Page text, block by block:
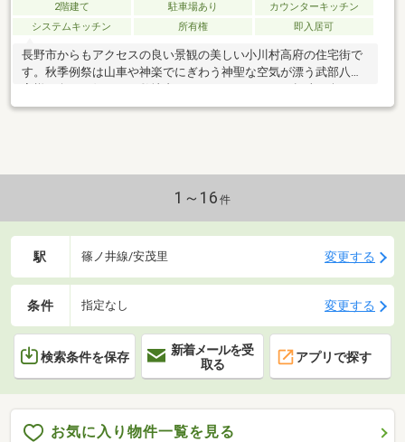
2階建て 駐車場あり
カウンターキッチン
システムキッチン
所有権 即入居可
長野市からもアクセスの良い景観の美しい小川村高府の住宅街で
す。秋季例祭は山車や神楽でにぎわう神聖な空気が漂う武部八幡
ます。ぜひご内覧ください♪
1～16 件
駅 篠ノ井線/安茂里 変更する
条件 指定なし 変更する
検索条件を保存
新着メールを受
取る
アプリで探す
お気に入り物件一覧を見る